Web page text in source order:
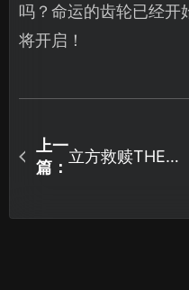
吗？命运的齿轮已经开
将开启！
上一
篇：
立方救赎THE